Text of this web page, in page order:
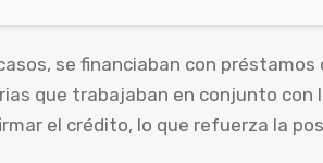
se financiaban con
que trabajaban en conjunto con
el crédito, lo que refuerza la